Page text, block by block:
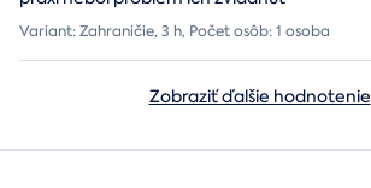
Variant: Zahraničie, 3 h, Počet osôb: 1 osoba
Zobraziť ďalšie hodnotenie